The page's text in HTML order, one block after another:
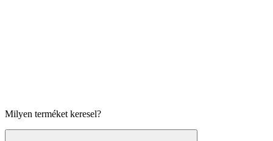
Milyen terméket keresel?